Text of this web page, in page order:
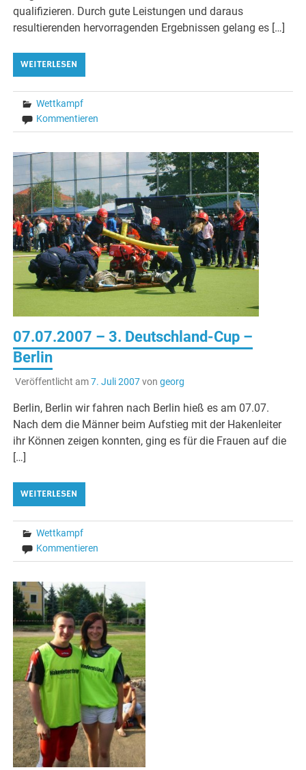
qualifizieren. Durch gute Leistungen und daraus
resultierenden hervorragenden Ergebnissen gelang es […]
WEITERLESEN
Wettkampf
Kommentieren
07.07.2007 – 3. Deutschland-Cup –
Berlin
Veröffentlicht am7. Juli 2007von georg
Berlin, Berlin wir fahren nach Berlin hieß es am 07.07.
Nach dem die Männer beim Aufstieg mit der Hakenleiter
ihr Können zeigen konnten, ging es für die Frauen auf die
[…]
WEITERLESEN
Wettkampf
Kommentieren